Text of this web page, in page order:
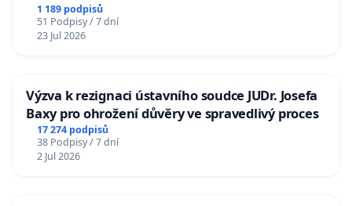
1 189 podpisů
51 Podpisy / 7 dní
23 Jul 2026
Výzva k rezignaci ústavního soudce JUDr. Josefa
Baxy pro ohrožení důvěry ve spravedlivý proces
17 274 podpisů
38 Podpisy / 7 dní
2 Jul 2026